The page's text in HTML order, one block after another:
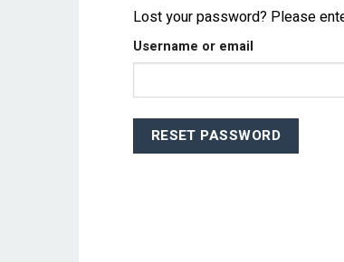
Lost your password? Please
Username or email
RESET PASSWORD